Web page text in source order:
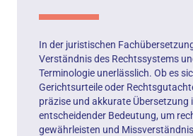
In der juristischen
Verständnis des Rechtssystems
Terminologie unerlässlich. Ob es
Gerichtsurteile oder
präzise und akkurate Übersetzung
entscheidender Bedeutung, um
gewährleisten und